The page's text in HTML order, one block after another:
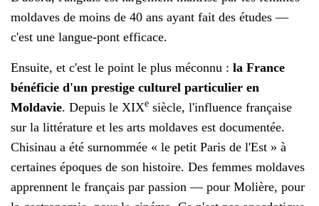
moldaves de moins de 40 ans ayant fait des études —
c'est une langue-pont efficace.
Ensuite, et c'est le point le plus méconnu : la France
bénéficie d'un prestige culturel particulier en
Moldavie. Depuis le XIXe siècle, l'influence française
sur la littérature et les arts moldaves est documentée.
Chisinau a été surnommée « le petit Paris de l'Est » à
certaines époques de son histoire. Des femmes moldaves
apprennent le français par passion — pour Molière, pour